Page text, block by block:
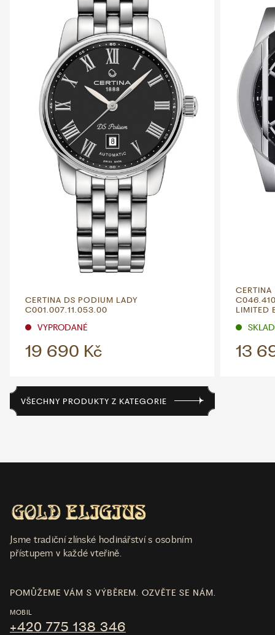
CERTINA DS PODIUM LADY
C001.007.11.053.00
VYPRODANÉ
19 690 Kč
CERTINA
LIMITED
13
VŠECHNY PRODUKTY Z KATEGORIE
Jsme tradiční zlínské hodinářství s osobním
přístupem v každé vteřině.
POMŮŽEME VÁM S VÝBĚREM. OZVĚTE SE NÁM.
MOBIL
+420 775 138 346